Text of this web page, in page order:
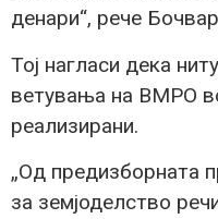
денари“, рече
Тој нагласи дека
ветувања на ВМРО
реализирани.
„Од
за земјоделство